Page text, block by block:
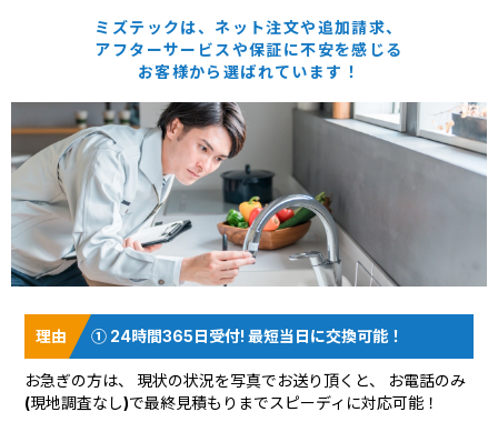
ミズテックは、ネット注文や追加請求、
アフターサービスや保証に不安を感じる
お客様から選ばれています！
① 24時間365日受付! 最短当日に交換可能！
お急ぎの方は、 現状の状況を写真でお送り頂く と、 お電話のみ
(現地調査なし)で最終見積もりまでスピーディに対応可能！